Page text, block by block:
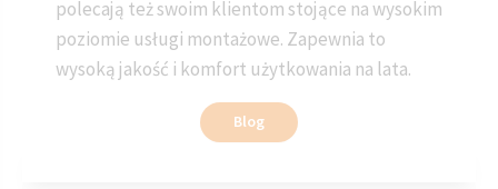
polecają też swoim klientom stojące na wysokim
poziomie usługi montażowe. Zapewnia to
wysoką jakość i komfort użytkowania na lata.
Blog